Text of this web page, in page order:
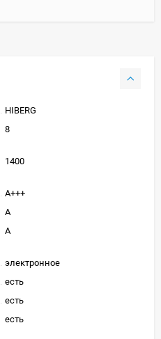
HIBERG
8
1400
A+++
A
A
электронное
есть
есть
есть